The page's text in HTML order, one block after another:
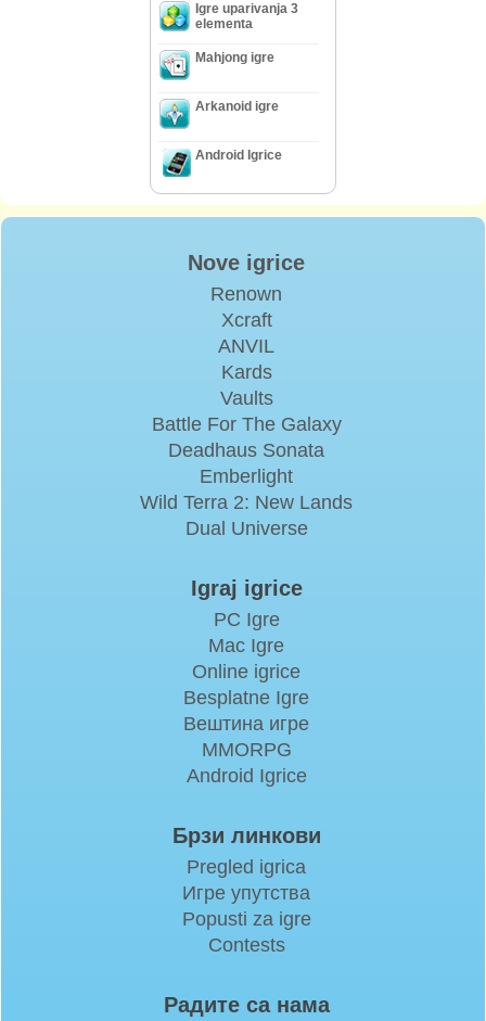
Igre uparivanja 3
elementa
Mahjong igre
Arkanoid igre
Android Igrice
Nove igrice
Renown
Xcraft
ANVIL
Kards
Vaults
Battle For The Galaxy
Deadhaus Sonata
Emberlight
Wild Terra 2: New Lands
Dual Universe
Igraj igrice
PC Igre
Mac Igre
Online igrice
Besplatne Igre
Вештина игре
MMORPG
Android Igrice
Брзи линкови
Pregled igrica
Игре упутства
Popusti za igre
Contests
Радите са нама